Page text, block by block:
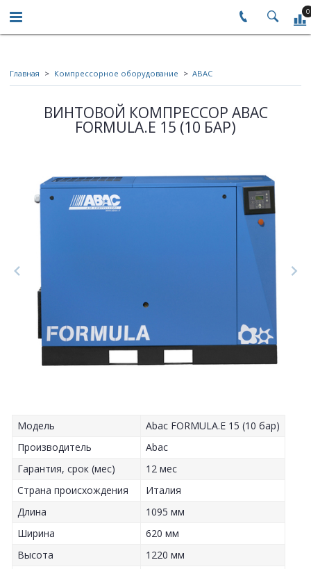
0
Главная Компрессорное оборудование ABAC
ВИНТОВОЙ КОМПРЕССОР ABAC
FORMULA.E 15 (10 БАР)
Модель
Abac FORMULA.E 15 (10 бар)
Производитель
Abac
Гарантия, срок (мес)
12 мес
Страна происхождения
Италия
Длина
1095 мм
Ширина
620 мм
Высота
1220 мм